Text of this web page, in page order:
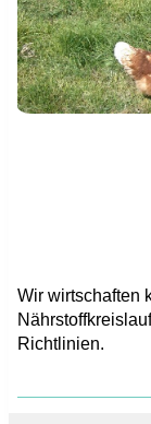
Wir wirtschaften
Richtlinien.